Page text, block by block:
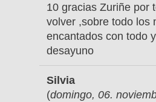
10 gracias Zuriñe por
volver ,sobre todo los
encantados con todo
desayuno
Silvia
(domingo, 06.